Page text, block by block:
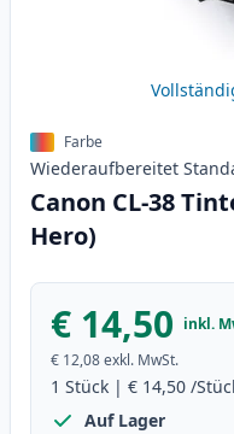
Farbe
Wiederaufbereitet
Canon CL-38
Hero)
€ 14,50 inkl.
€ 12,08exkl. MwSt.
1 Stück | € 14,50 /
Auf Lager